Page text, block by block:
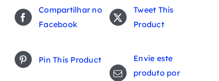
Compartilhar no
Facebook
Tweet This
Product
Pin This Product
Envie este
produto por